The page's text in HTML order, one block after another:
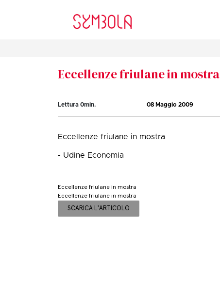
Eccellenze friulane in mostra
Lettura0min. 08 Maggio 2009
Eccellenze friulane in mostra
- Udine Economia
Eccellenze friulane in mostra
Eccellenze friulane in mostra
SCARICA L'ARTICOLO